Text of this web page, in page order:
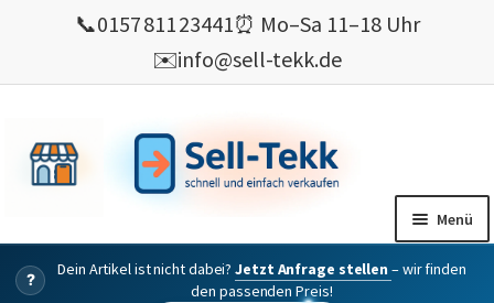
📞0157 811 23441⏰ Mo–Sa 11–18 Uhr
✉️info@sell-tekk.de
springen
springen
Menü
Mein Konto
?
Dein Artikel ist nicht dabei?Jetzt Anfrage stellen – wir finden
den passenden Preis!